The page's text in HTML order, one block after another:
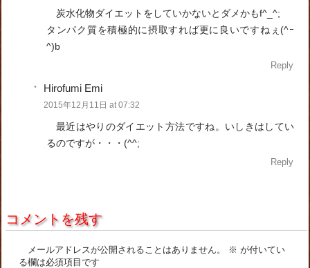
炭水化物ダイエットをしていかないとダメかもf^_^;
タンパク質を積極的に摂取すれば更に良いですねぇ(^ｰ
^)b
Reply
Hirofumi Emi
2015年12月11日 at 07:32
最近はやりのダイエット方法ですね。いしきはしてい
るのですが・・・(^^;
Reply
コメントを残す
メールアドレスが公開されることはありません。 ※ が付いてい
る欄は必須項目です